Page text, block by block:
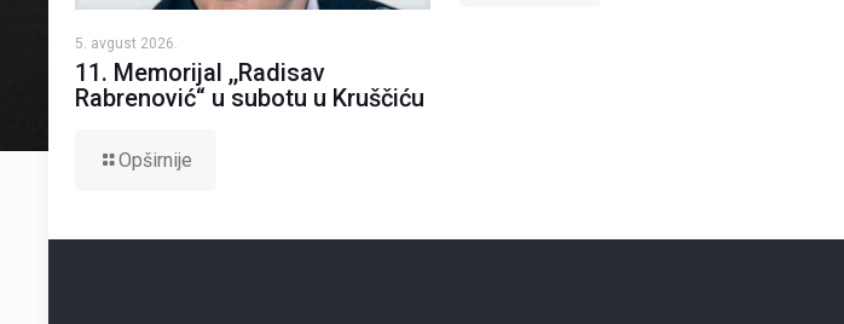
5. avgust 2026.
11. Memorijal ,,Radisav
Rabrenović“ u subotu u Kruščiću
Opširnije